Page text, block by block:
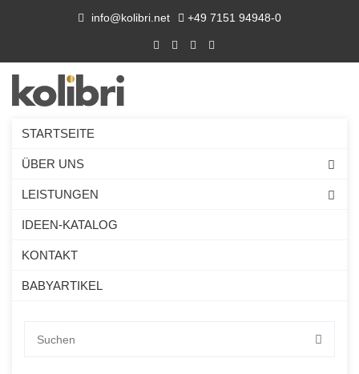
info@kolibri.net +49 7151 94948-0
STARTSEITE
ÜBER UNS
LEISTUNGEN
IDEEN-KATALOG
KONTAKT
BABYARTIKEL